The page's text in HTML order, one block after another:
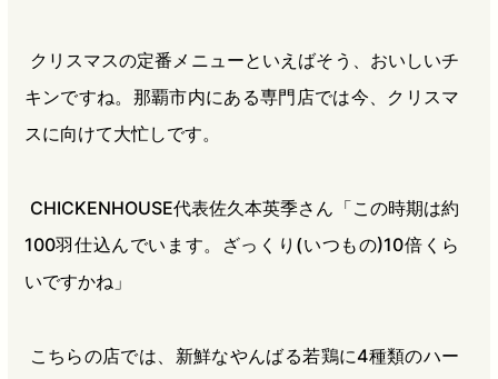
クリスマスの定番メニューといえばそう、おいしいチ
キンですね。那覇市内にある専門店では今、クリスマ
スに向けて大忙しです。
CHICKENHOUSE代表佐久本英季さん「この時期は約
100羽仕込んでいます。ざっくり(いつもの)10倍くら
いですかね」
こちらの店では、新鮮なやんばる若鶏に4種類のハー